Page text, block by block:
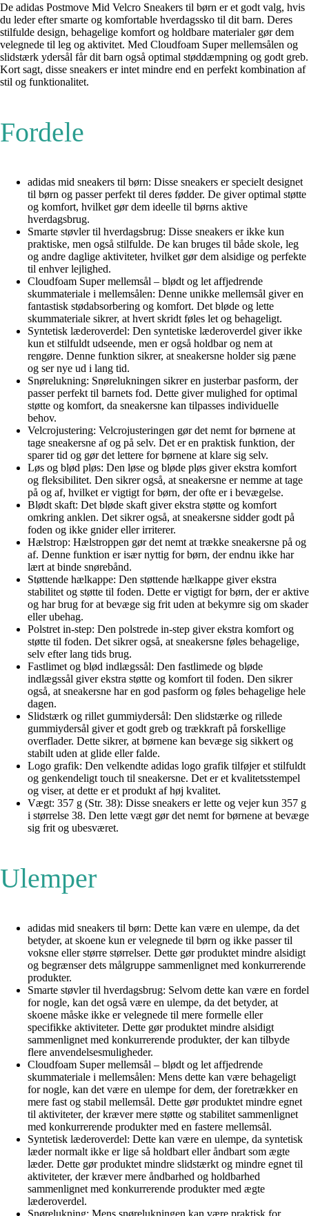
De adidas Postmove Mid Velcro Sneakers til børn er et godt valg, hvis
du leder efter smarte og komfortable hverdagssko til dit barn. Deres
stilfulde design, behagelige komfort og holdbare materialer gør dem
velegnede til leg og aktivitet. Med Cloudfoam Super mellemsålen og
slidstærk ydersål får dit barn også optimal støddæmpning og godt greb.
Kort sagt, disse sneakers er intet mindre end en perfekt kombination af
stil og funktionalitet.
Fordele
adidas mid sneakers til børn: Disse sneakers er specielt designet
til børn og passer perfekt til deres fødder. De giver optimal støtte
og komfort, hvilket gør dem ideelle til børns aktive
hverdagsbrug.
Smarte støvler til hverdagsbrug: Disse sneakers er ikke kun
praktiske, men også stilfulde. De kan bruges til både skole, leg
og andre daglige aktiviteter, hvilket gør dem alsidige og perfekte
til enhver lejlighed.
Cloudfoam Super mellemsål – blødt og let affjedrende
skummateriale i mellemsålen: Denne unikke mellemsål giver en
fantastisk stødabsorbering og komfort. Det bløde og lette
skummateriale sikrer, at hvert skridt føles let og behageligt.
Syntetisk læderoverdel: Den syntetiske læderoverdel giver ikke
kun et stilfuldt udseende, men er også holdbar og nem at
rengøre. Denne funktion sikrer, at sneakersne holder sig pæne
og ser nye ud i lang tid.
Snørelukning: Snørelukningen sikrer en justerbar pasform, der
passer perfekt til barnets fod. Dette giver mulighed for optimal
støtte og komfort, da sneakersne kan tilpasses individuelle
behov.
Velcrojustering: Velcrojusteringen gør det nemt for børnene at
tage sneakersne af og på selv. Det er en praktisk funktion, der
sparer tid og gør det lettere for børnene at klare sig selv.
Løs og blød pløs: Den løse og bløde pløs giver ekstra komfort
og fleksibilitet. Den sikrer også, at sneakersne er nemme at tage
på og af, hvilket er vigtigt for børn, der ofte er i bevægelse.
Blødt skaft: Det bløde skaft giver ekstra støtte og komfort
omkring anklen. Det sikrer også, at sneakersne sidder godt på
foden og ikke gnider eller irriterer.
Hælstrop: Hælstroppen gør det nemt at trække sneakersne på og
af. Denne funktion er især nyttig for børn, der endnu ikke har
lært at binde snørebånd.
Støttende hælkappe: Den støttende hælkappe giver ekstra
stabilitet og støtte til foden. Dette er vigtigt for børn, der er aktive
og har brug for at bevæge sig frit uden at bekymre sig om skader
eller ubehag.
Polstret in-step: Den polstrede in-step giver ekstra komfort og
støtte til foden. Det sikrer også, at sneakersne føles behagelige,
selv efter lang tids brug.
Fastlimet og blød indlægssål: Den fastlimede og bløde
indlægssål giver ekstra støtte og komfort til foden. Den sikrer
også, at sneakersne har en god pasform og føles behagelige hele
dagen.
Slidstærk og rillet gummiydersål: Den slidstærke og rillede
gummiydersål giver et godt greb og trækkraft på forskellige
overflader. Dette sikrer, at børnene kan bevæge sig sikkert og
stabilt uden at glide eller falde.
Logo grafik: Den velkendte adidas logo grafik tilføjer et stilfuldt
og genkendeligt touch til sneakersne. Det er et kvalitetsstempel
og viser, at dette er et produkt af høj kvalitet.
Vægt: 357 g (Str. 38): Disse sneakers er lette og vejer kun 357 g
i størrelse 38. Den lette vægt gør det nemt for børnene at bevæge
sig frit og ubesværet.
Ulemper
adidas mid sneakers til børn: Dette kan være en ulempe, da det
betyder, at skoene kun er velegnede til børn og ikke passer til
voksne eller større størrelser. Dette gør produktet mindre alsidigt
og begrænser dets målgruppe sammenlignet med konkurrerende
produkter.
Smarte støvler til hverdagsbrug: Selvom dette kan være en fordel
for nogle, kan det også være en ulempe, da det betyder, at
skoene måske ikke er velegnede til mere formelle eller
specifikke aktiviteter. Dette gør produktet mindre alsidigt
sammenlignet med konkurrerende produkter, der kan tilbyde
flere anvendelsesmuligheder.
Cloudfoam Super mellemsål – blødt og let affjedrende
skummateriale i mellemsålen: Mens dette kan være behageligt
for nogle, kan det være en ulempe for dem, der foretrækker en
mere fast og stabil mellemsål. Dette gør produktet mindre egnet
til aktiviteter, der kræver mere støtte og stabilitet sammenlignet
med konkurrerende produkter med en fastere mellemsål.
Syntetisk læderoverdel: Dette kan være en ulempe, da syntetisk
læder normalt ikke er lige så holdbart eller åndbart som ægte
læder. Dette gør produktet mindre slidstærkt og mindre egnet til
aktiviteter, der kræver mere åndbarhed og holdbarhed
sammenlignet med konkurrerende produkter med ægte
læderoverdel.
Snørelukning: Mens snørelukningen kan være praktisk for